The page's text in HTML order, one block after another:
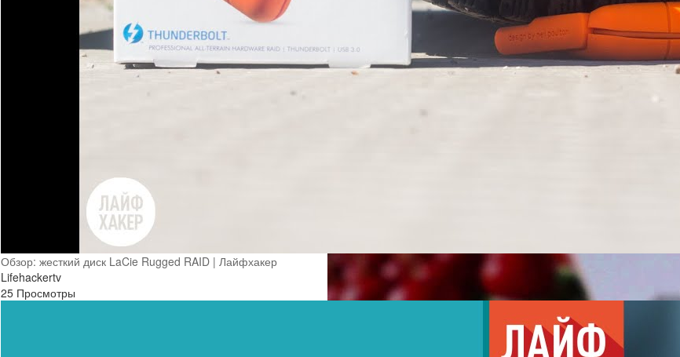
Карта Рокетбанка: обзор и опыт использования |
Обзор: жесткий диск LaCie Rugged RAID | Лайфхакер
Lifehackertv
25 Просмотры